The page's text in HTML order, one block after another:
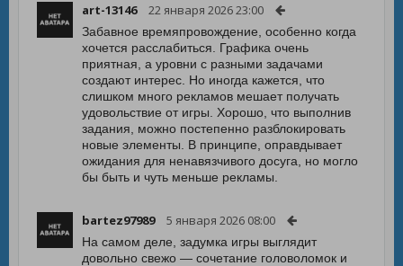
art-13146 22 января 2026 23:00
Забавное времяпровождение, особенно когда
хочется расслабиться. Графика очень
приятная, а уровни с разными задачами
создают интерес. Но иногда кажется, что
слишком много рекламов мешает получать
удовольствие от игры. Хорошо, что выполнив
задания, можно постепенно разблокировать
новые элементы. В принципе, оправдывает
ожидания для ненавязчивого досуга, но могло
бы быть и чуть меньше рекламы.
bartez97989 5 января 2026 08:00
На самом деле, задумка игры выглядит
довольно свежо — сочетание головоломок и